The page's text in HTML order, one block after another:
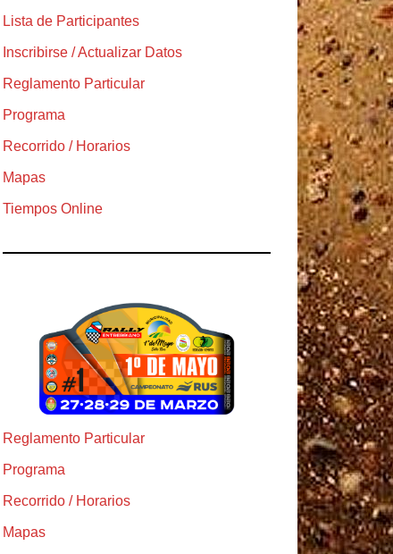
Lista de Participantes
Inscribirse / Actualizar Datos
Reglamento Particular
Programa
Recorrido / Horarios
Mapas
Tiempos Online
Reglamento Particular
Programa
Recorrido / Horarios
Mapas